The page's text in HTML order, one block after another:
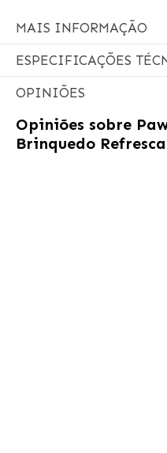
MAIS INFORMAÇÃO
ESPECIFICAÇÕES
OPINIÕES
Opiniões sobre
Brinquedo